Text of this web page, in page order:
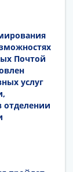
Почтой
услуг